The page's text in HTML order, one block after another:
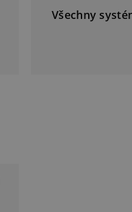
Všechny